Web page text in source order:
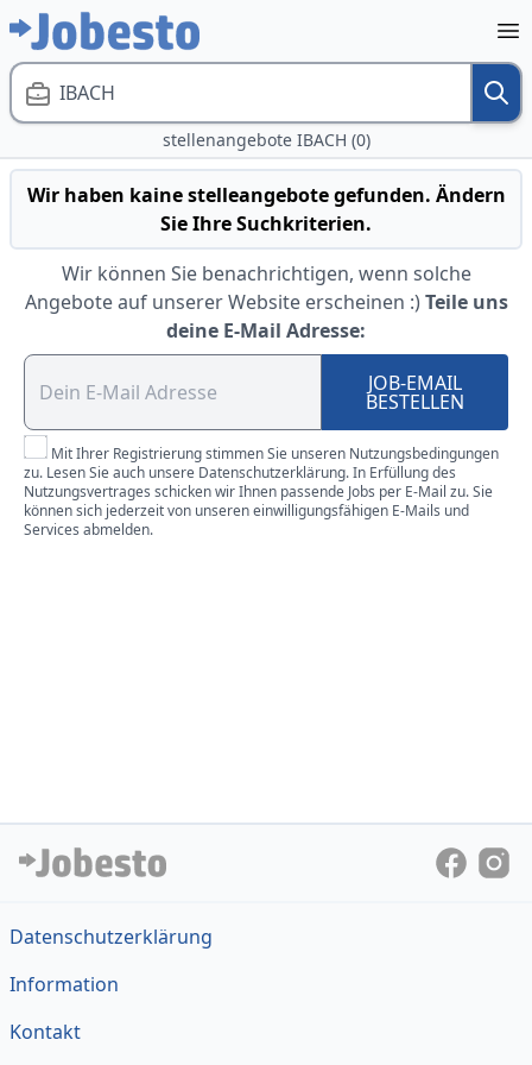
IBACH
stellenangebote IBACH (0)
Wir haben kaine stelleangebote gefunden. Ändern
Sie Ihre Suchkriterien.
Wir können Sie benachrichtigen, wenn solche
Angebote auf unserer Website erscheinen :) Teile uns
deine E-Mail Adresse:
JOB-EMAIL
BESTELLEN
Mit Ihrer Registrierung stimmen Sie unseren Nutzungsbedingungen
zu. Lesen Sie auch unsere Datenschutzerklärung. In Erfüllung des
Nutzungsvertrages schicken wir Ihnen passende Jobs per E-Mail zu. Sie
können sich jederzeit von unseren einwilligungsfähigen E-Mails und
Services abmelden.
Datenschutzerklärung
Information
Kontakt